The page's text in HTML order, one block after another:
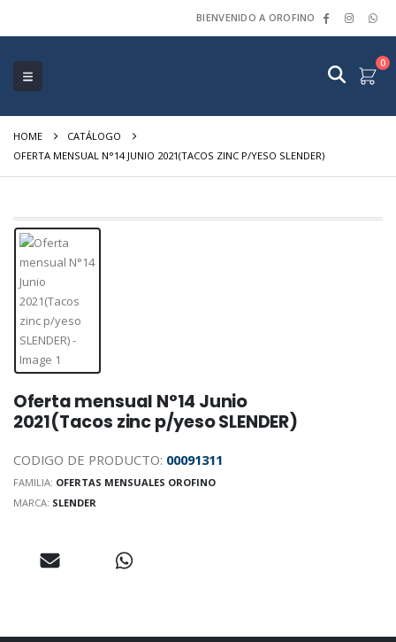
BIENVENIDO A OROFINO
0
HOME
CATÁLOGO
OFERTA MENSUAL N°14 JUNIO 2021(TACOS ZINC P/YESO SLENDER)
Oferta mensual N°14 Junio
2021(Tacos zinc p/yeso SLENDER)
CODIGO DE PRODUCTO: 00091311
FAMILIA: OFERTAS MENSUALES OROFINO
MARCA: SLENDER